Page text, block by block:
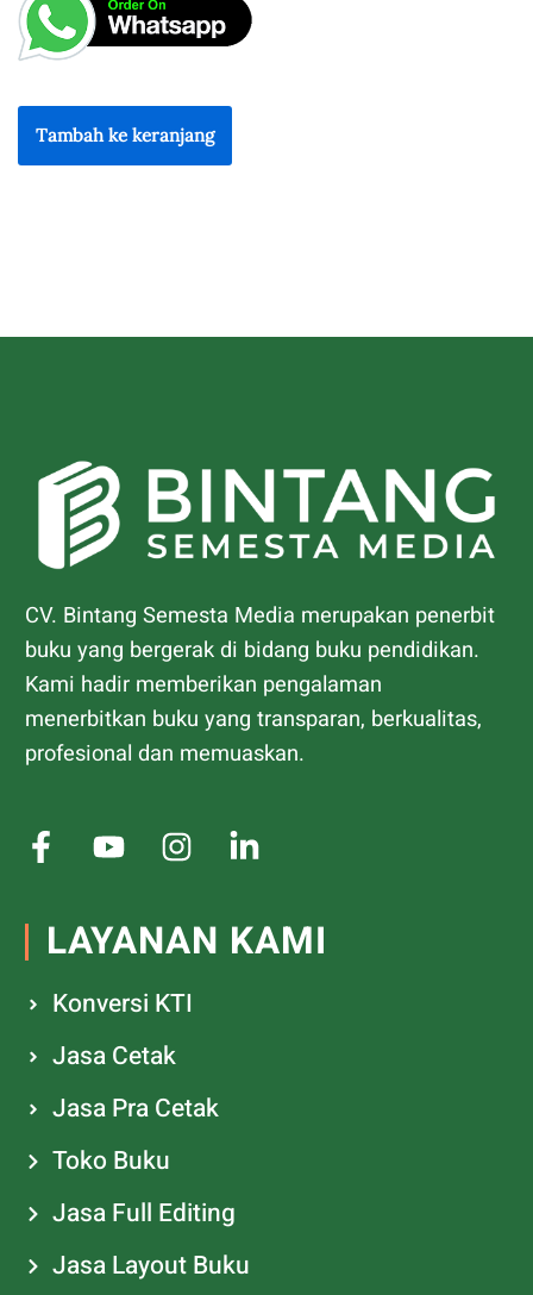
Tambah ke keranjang
CV. Bintang Semesta Media merupakan penerbit
buku yang bergerak di bidang buku pendidikan.
Kami hadir memberikan pengalaman
menerbitkan buku yang transparan, berkualitas,
profesional dan memuaskan.
LAYANAN KAMI
Konversi KTI
Jasa Cetak
Jasa Pra Cetak
Toko Buku
Jasa Full Editing
Jasa Layout Buku